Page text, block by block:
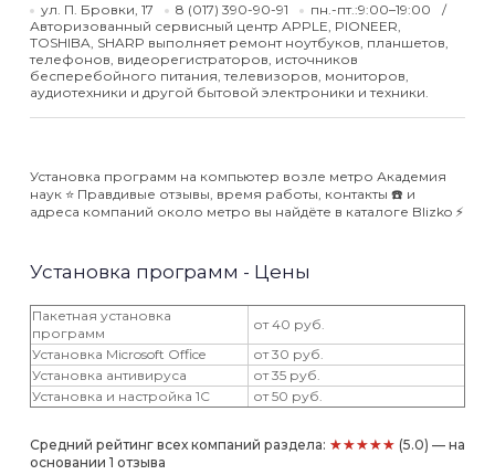
ул. П. Бровки, 17 8 (017) 390-90-91
пн.-пт.:9:00–19:00
Авторизованный сервисный центр APPLE, PIONEER,
TOSHIBA, SHARP выполняет ремонт ноутбуков, планшетов,
телефонов, видеорегистраторов, источников
бесперебойного питания, телевизоров, мониторов,
аудиотехники и другой бытовой электроники и техники.
Установка программ на компьютер возле метро Академия
наук ⭐️ Правдивые отзывы, время работы, контакты ☎️ и
адреса компаний около метро вы найдёте в каталоге Blizko ⚡️
Установка программ - Цены
Пакетная установка
программ
от 40 руб.
Установка Microsoft Office
от 30 руб.
Установка антивируса
от 35 руб.
Установка и настройка 1С
от 50 руб.
Средний рейтинг всех компаний раздела: ★★★★★ (5.0) — на
основании 1 отзыва